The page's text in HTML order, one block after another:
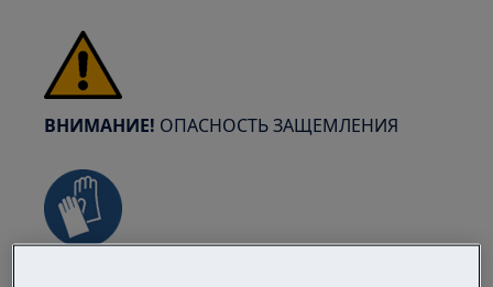
ВНИМАНИЕ! ОПАСНОСТЬ ЗАЩЕМЛЕНИЯ